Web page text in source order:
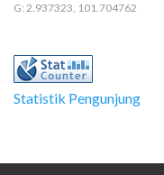
G: 2.937323, 101.704762
Statistik Pengunjung